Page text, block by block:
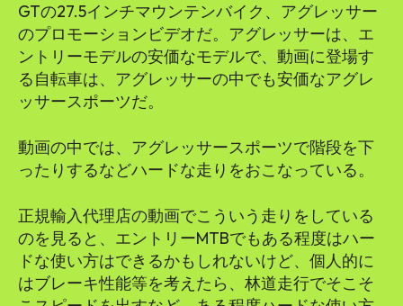
GTの27.5インチマウンテンバイク、アグレッサー
のプロモーションビデオだ。アグレッサーは、エ
ントリーモデルの安価なモデルで、動画に登場す
る自転車は、アグレッサーの中でも安価なアグレ
ッサースポーツだ。
動画の中では、アグレッサースポーツで階段を下
ったりするなどハードな走りをおこなっている。
正規輸入代理店の動画でこういう走りをしている
のを見ると、エントリーMTBでもある程度はハー
ドな使い方はできるかもしれないけど、個人的に
はブレーキ性能等を考えたら、林道走行でそこそ